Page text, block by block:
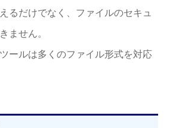
るだけでなく、ファイルのセキュ
ません。
ールは多くのファイル形式を対応